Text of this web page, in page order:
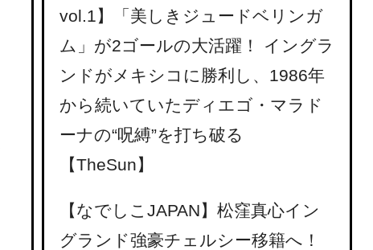
vol.1】「美しきジュードベリンガ
ム」が2ゴールの大活躍！ イングラ
ンドがメキシコに勝利し、1986年
から続いていたディエゴ・マラド
ーナの“呪縛”を打ち破る
【TheSun】
【なでしこJAPAN】松窪真心イン
グランド強豪チェルシー移籍へ！